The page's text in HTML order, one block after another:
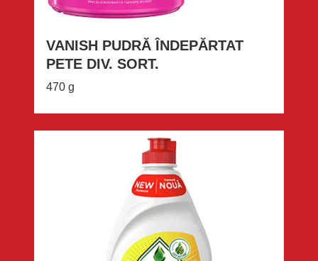
VANISH PUDRĂ ÎNDEPĂRTAT
PETE DIV. SORT.
470 g